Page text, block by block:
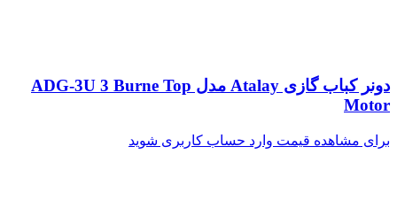
دونر کباب گازی Atalay مدل ADG-3U 3 Burne Top
Motor
برای مشاهده قیمت وارد حساب کاربری شوید